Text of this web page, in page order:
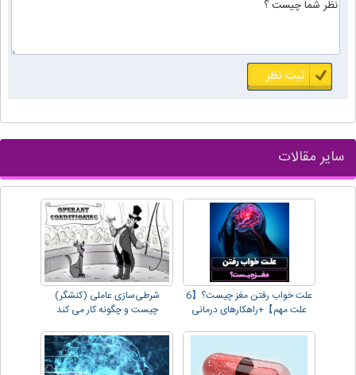
سایر مقالات
علت خواب رفتن مغز چیست؟【6
علت مهم】+راهکارهای درمانی
شرطی‌سازی عاملی (کنشگر)
چیست و چگونه کار می کند